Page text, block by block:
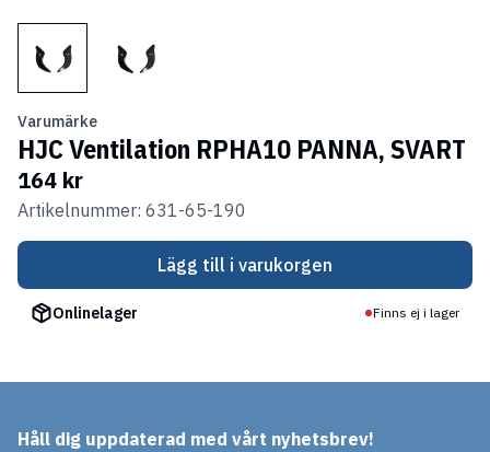
Varumärke
HJC Ventilation RPHA10 PANNA, SVART
164 kr
Artikelnummer: 631-65-190
Lägg till i varukorgen
Onlinelager Finns ej i lager
Håll dig uppdaterad med vårt nyhetsbrev!